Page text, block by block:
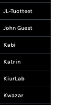
JL-Tuotteet
John Guest
Kabi
Katrin
KiurLab
Kwazar